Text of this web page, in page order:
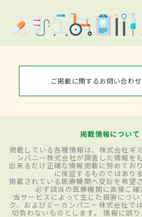
ご掲載に関するお問い合わ
掲載情報について
掲載している各種情報は、株式会社ギ
ンパニー株式会社が調査した情報を
出来るだけ正確な情報掲載に努めてお
に保証するものではあり
掲載されている医療機関へ受診を希望
必ず該当の医療機関に直接ご確
当サービスによって生じた損害につ
ク、およびミーカンパニー株式会社で
切負わないものとします。 情報に誤